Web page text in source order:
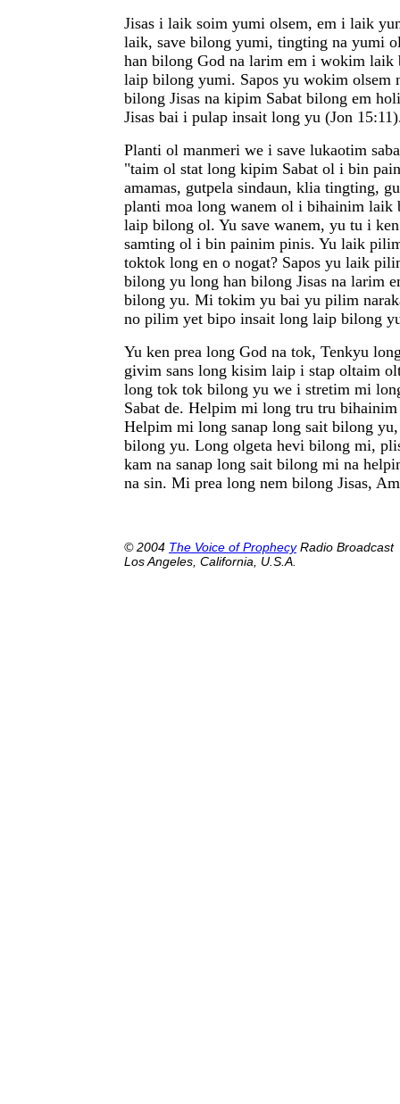
Jisas i laik soim yumi olsem, em i laik
laik, save bilong yumi, tingting na yumi
han bilong God na larim em i wokim laik
laip bilong yumi. Sapos yu wokim olsem
bilong Jisas na kipim Sabat bilong em
Jisas bai i pulap insait long yu (Jon
Planti ol manmeri we i save lukaotim
"taim ol stat long kipim Sabat ol i bin
amamas, gutpela sindaun, klia tingting,
planti moa long wanem ol i bihainim laik
laip bilong ol. Yu save wanem, yu tu i
samting ol i bin painim pinis. Yu laik
toktok long en o nogat? Sapos yu laik
bilong yu long han bilong Jisas na larim
bilong yu. Mi tokim yu bai yu pilim
no pilim yet bipo insait long laip bilong
Yu ken prea long God na tok, Tenkyu
givim sans long kisim laip i stap oltaim
long tok tok bilong yu we i stretim mi
Sabat de. Helpim mi long tru tru
Helpim mi long sanap long sait bilong
bilong yu. Long olgeta hevi bilong mi,
kam na sanap long sait bilong mi na
na sin. Mi prea long nem bilong Jisas,
© 2004 The Voice of ProphecyRadio Broadcast
Los Angeles, California, U.S.A.